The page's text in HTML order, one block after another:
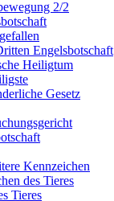
2/2
Engelsbotschaft
Heiligtum
Gesetz
Kennzeichen
des Tieres
Tieres